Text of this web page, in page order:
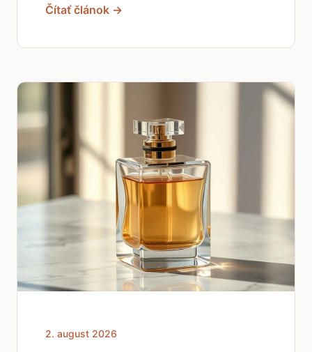
Čítať článok →
2. august 2026